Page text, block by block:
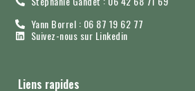
Yann Borrel : 06 87 19 62 77
Suivez-nous sur Linkedin
Liens rapides